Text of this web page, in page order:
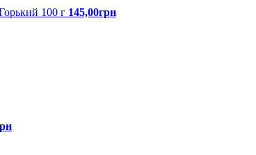
100 г 145,00грн